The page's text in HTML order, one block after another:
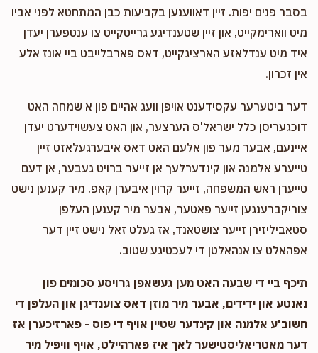
בסבר פנים יפות. זיין דאווענען בקביעות כבן המתחטא לפני אביו
מיט ווארימקייט, און זיין שטענדיגע גרייטקייט צו ענטפערן יעדן
איד מיט ענדלאזע הארציגקייט, דאס פארבלייבט ביי אונז אלע
אין זכרון.
דער ביטערער עקסידענט אויפן וועג אהיים פון א שמחה האט
דוכגעריסן כלל ישראל'ס הערצער, און האט צעשוידערט יעדן
איינעם, אבער מער פון אלעם האט דאס איבערגעלאזט זיין
טייערע אלמנה און קינדערלעך אן זייער ברויט געבער, אן דעם
טייערן ראש המשפחה, זייער קרוין איבערן קאפ. מיר קענען נישט
צוריקברענגען זייער פאטער, אבער מיר קענען העלפן
סטאביליזירן זייער צושטאנד, אז געלט זאל נישט זיין דער
אפהאלט צו אנהאלטן די לעכטיגע שטוב.
תיכף ביי די שבעה האט מען געשאפן גרויסע סכומים פון
נאנטע און ידידים, אבער מיר מוזן דאס צוענדיגן און העלפן די
חשוב'ע אלמנה און קינדער שטיין אויף די פוס - פארזיכערן אז
דער מאטריאליסטישער לאך איז פארהיילט, אויף וויפיל מיר